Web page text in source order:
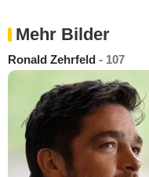
Mehr Bilder
Ronald Zehrfeld - 107